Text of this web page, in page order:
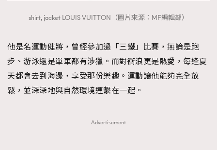
shirt, jacket LOUIS VUITTON（圖片來源：MF編輯部）
他是名運動健將，曾經參加過「三鐵」比賽，無論是跑
步、游泳還是單車都有涉獵。而對衝浪更是熱愛，每逢夏
天都會去到海邊，享受那份樂趣。運動讓他能夠完全放
鬆，並深深地與自然環境連繫在一起。
Advertisement